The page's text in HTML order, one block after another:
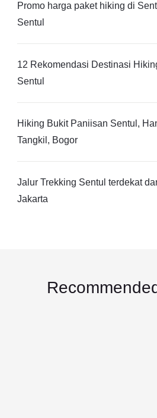
Promo harga paket hiking di
Sentul
12 Rekomendasi Destinasi
Sentul
Hiking Bukit Paniisan Sentul,
Tangkil, Bogor
Jalur Trekking Sentul terdekat
Jakarta